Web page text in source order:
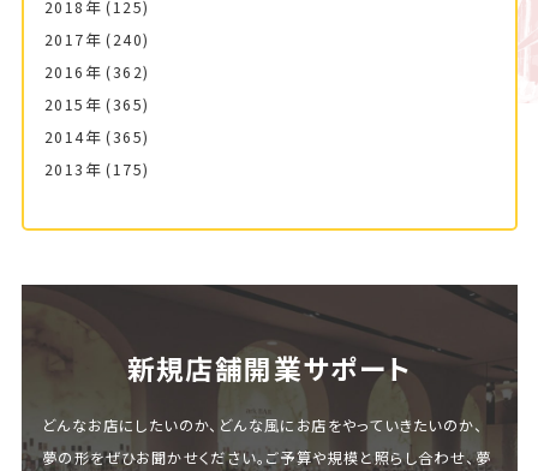
2018年 (125)
2017年 (240)
2016年 (362)
2015年 (365)
2014年 (365)
2013年 (175)
新規店舗開業サポート
どんなお店にしたいのか、どんな風にお店をやっていきたいのか、
夢の形をぜひお聞かせください。ご予算や規模と照らし合わせ、夢